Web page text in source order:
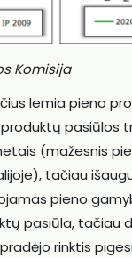
Komisija
lemia pieno
pasiūlos
(mažesnis
tačiau
pieno
pasiūla, tačiau
rinktis